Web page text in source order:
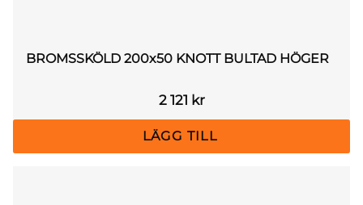
BROMSSKÖLD 200x50 KNOTT BULTAD HÖGER
2 121 kr